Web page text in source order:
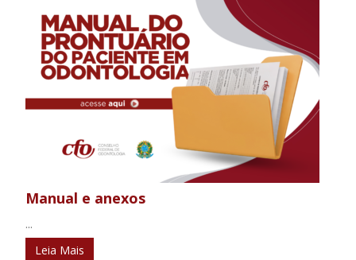
Manual e anexos
...
Leia Mais